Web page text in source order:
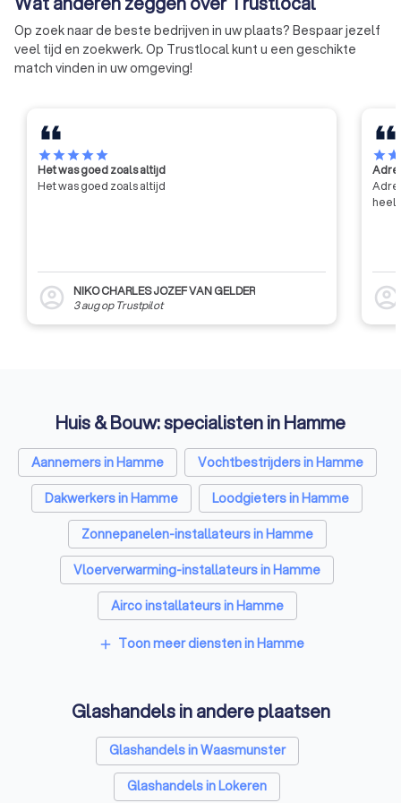
Op zoek naar de beste bedrijven in uw plaats? Bespaar jezelf
veel tijd en zoekwerk. Op Trustlocal kunt u een geschikte
match vinden in uw omgeving!
starstarstarstarstar
Het was goed zoals altijd
Het was goed zoals altijd
account_circle
NIKO CHARLES JOZEF VAN GELDER
3 augop Trustpilot
starstar
heel
account_circle
Huis & Bouw: specialisten in Hamme
Aannemers in Hamme
Vochtbestrijders in Hamme
Dakwerkers in Hamme
Loodgieters in Hamme
Zonnepanelen-installateurs in Hamme
Vloerverwarming-installateurs in Hamme
Airco installateurs in Hamme
Ramen en deuren specialisten in Hamme
Zonwering specialisten in Hamme
Schrijnwerkers in Hamme
Warmtepomp installateurs in Hamme
add Toon meer diensten in Hamme
Glashandels in andere plaatsen
Glashandels in Waasmunster
Glashandels in Lokeren